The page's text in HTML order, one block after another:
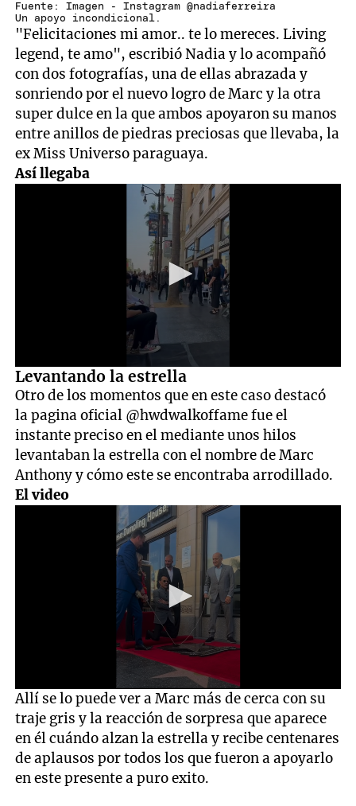
Fuente: Imagen - Instagram @nadiaferreira
Un apoyo incondicional.
"Felicitaciones mi amor.. te lo mereces. Living
legend, te amo", escribió Nadia y lo acompañó
con dos fotografías, una de ellas abrazada y
sonriendo por el nuevo logro de Marc y la otra
super dulce en la que ambos apoyaron su manos
entre anillos de piedras preciosas que llevaba, la
ex Miss Universo paraguaya.
Asíllegaba
0
seconds
of
19
seconds
Levantando la estrella
Otro de los momentos que en este caso destacó
la pagina oficial @hwdwalkoffame fue el
instante preciso en el mediante unos hilos
levantaban la estrella con el nombre de Marc
Anthony y cómo este se encontraba arrodillado.
Elvideo
0
seconds
of
11
seconds
Allí se lo puede ver a Marc más de cerca con su
traje gris y la reacción de sorpresa que aparece
en él cuándo alzan la estrella y recibe centenares
de aplausos por todos los que fueron a apoyarlo
en este presente a puro exito.